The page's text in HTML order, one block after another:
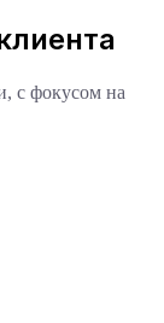
с фокусом на